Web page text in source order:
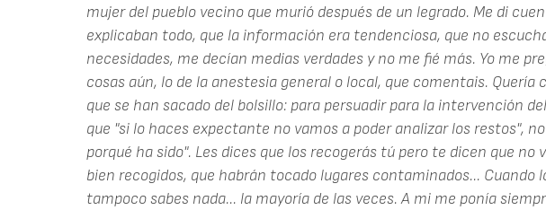
mujer del pueblo vecino que murió después de un legrado. Me di
explicaban todo, que la información era tendenciosa, que no
necesidades, me decían medias verdades y no me fié más. Yo me
cosas aún, lo de la anestesia general o local, que comentais.
que se han sacado del bolsillo: para persuadir para la intervención
que "si lo haces expectante no vamos a poder analizar los restos",
porqué ha sido". Les dices que los recogerás tú pero te dicen que no
bien recogidos, que habrán tocado lugares contaminados... Cuando
tampoco sabes nada... la mayoría de las veces. A mi me ponía